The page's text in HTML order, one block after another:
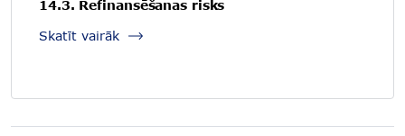
14.3. Refinansēšanas risks
Skatīt vairāk